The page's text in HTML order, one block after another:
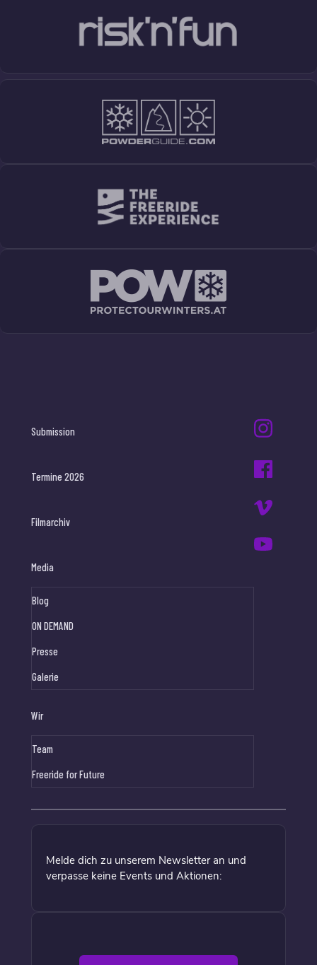
Submission
Termine 2026
Filmarchiv
Media
Blog
ON DEMAND
Presse
Galerie
Wir
Team
Freeride for Future
Melde dich zu unserem Newsletter an und
verpasse keine Events und Aktionen: